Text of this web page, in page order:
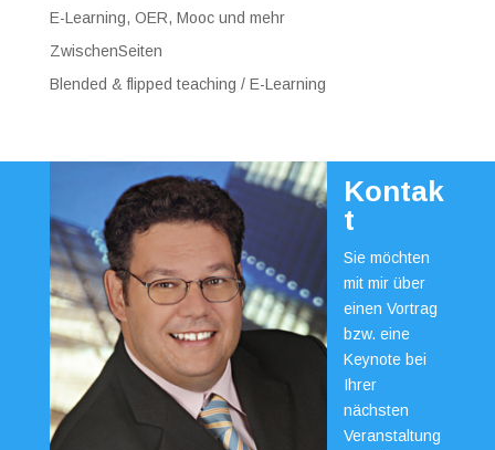
E-Learning, OER, Mooc und mehr
ZwischenSeiten
Blended & flipped teaching / E-Learning
Kontak
t
Sie möchten
mit mir über
einen Vortrag
bzw. eine
Keynote bei
Ihrer
nächsten
Veranstaltung